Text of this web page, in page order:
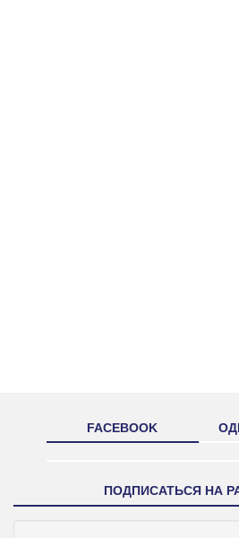
FACEBOOK
ПОДПИСАТЬСЯ НА